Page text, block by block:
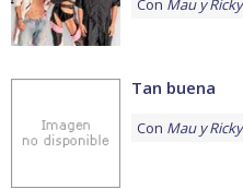
Con Mau y Ricky
Tan buena
Con Mau y Ricky